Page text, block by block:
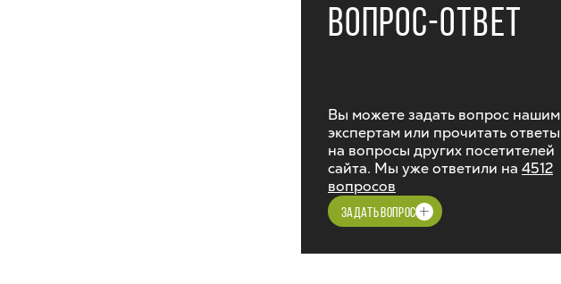
ВОПРОС-ОТВЕТ
Вы можете задать вопрос нашим
экспертам или прочитать ответы
на вопросы других посетителей
сайта. Мы уже ответили на 4512
вопросов
ЗАДАТЬ ВОПРОС